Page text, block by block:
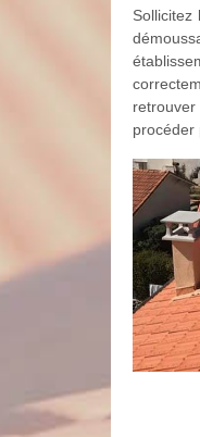
Sollicitez
procéder